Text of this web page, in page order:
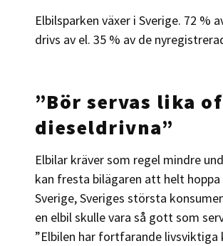
Elbilsparken växer i Sverige. 72
drivs av el. 35 % av de
”Bör servas lika
dieseldrivna”
Elbilar kräver som regel mindre
kan fresta bilägaren att helt
Sverige, Sveriges största
en elbil skulle vara så gott som
”Elbilen har fortfarande